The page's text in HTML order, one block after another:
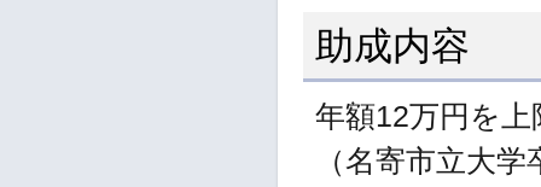
助成内容
年額12万円を
（名寄市立大